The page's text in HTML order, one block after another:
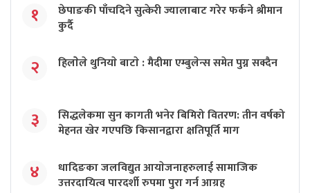
१
छेपाङकी पाँचदिने सुत्केरी ज्यालाबाट गरेर फर्कने श्रीमान
कुर्दै
२ हिलाेेले थुनियाे बाटाे : मैदीमा एम्बुलेन्स समेत पुग्न सक्दैन
३
सिद्धलेकमा सुन कागती भनेर बिमिरो वितरण: तीन वर्षको
मेहनत खेर गएपछि किसानद्वारा क्षतिपूर्ति माग
४
धादिङका जलविद्युत आयाेजनाहरुलाई सामाजिक
उत्तरदायित्व पारदर्शी रुपमा पुरा गर्न आग्रह